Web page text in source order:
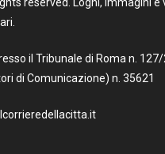
il Tribunale di Roma n.
di Comunicazione) n. 35621